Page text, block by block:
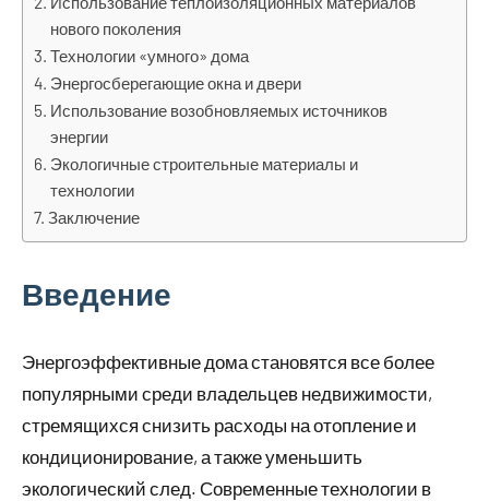
нового поколения
Технологии «умного» дома
Энергосберегающие окна и двери
Использование возобновляемых источников
энергии
Экологичные строительные материалы и
технологии
Заключение
Введение
Энергоэффективные дома становятся все более
популярными среди владельцев недвижимости,
стремящихся снизить расходы на отопление и
кондиционирование, а также уменьшить
экологический след. Современные технологии в